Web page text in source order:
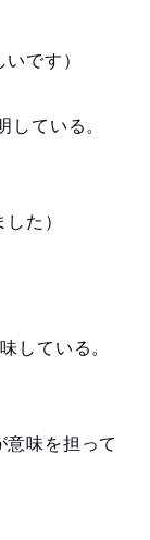
です）
ている。
た）
している。
意味を担って